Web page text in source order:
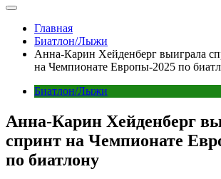
Главная
Биатлон/Лыжи
Анна-Карин Хейденберг выиграла
на Чемпионате Европы-2025 по
Биатлон/Лыжи
Анна-Карин Хейденберг
спринт на Чемпионате
по биатлону